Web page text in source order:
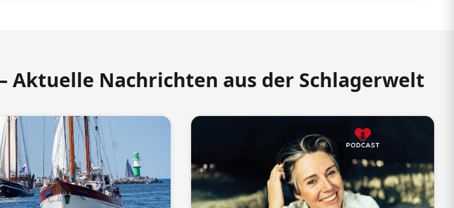
Aktuelle Nachrichten aus der Schlagerwelt